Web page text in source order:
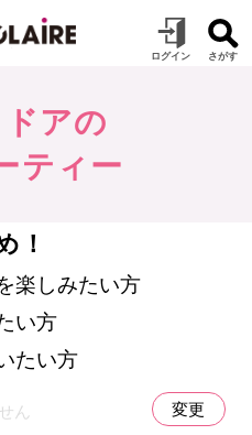
アの
ティー
！
楽しみたい方
い方
たい方
ん 変更